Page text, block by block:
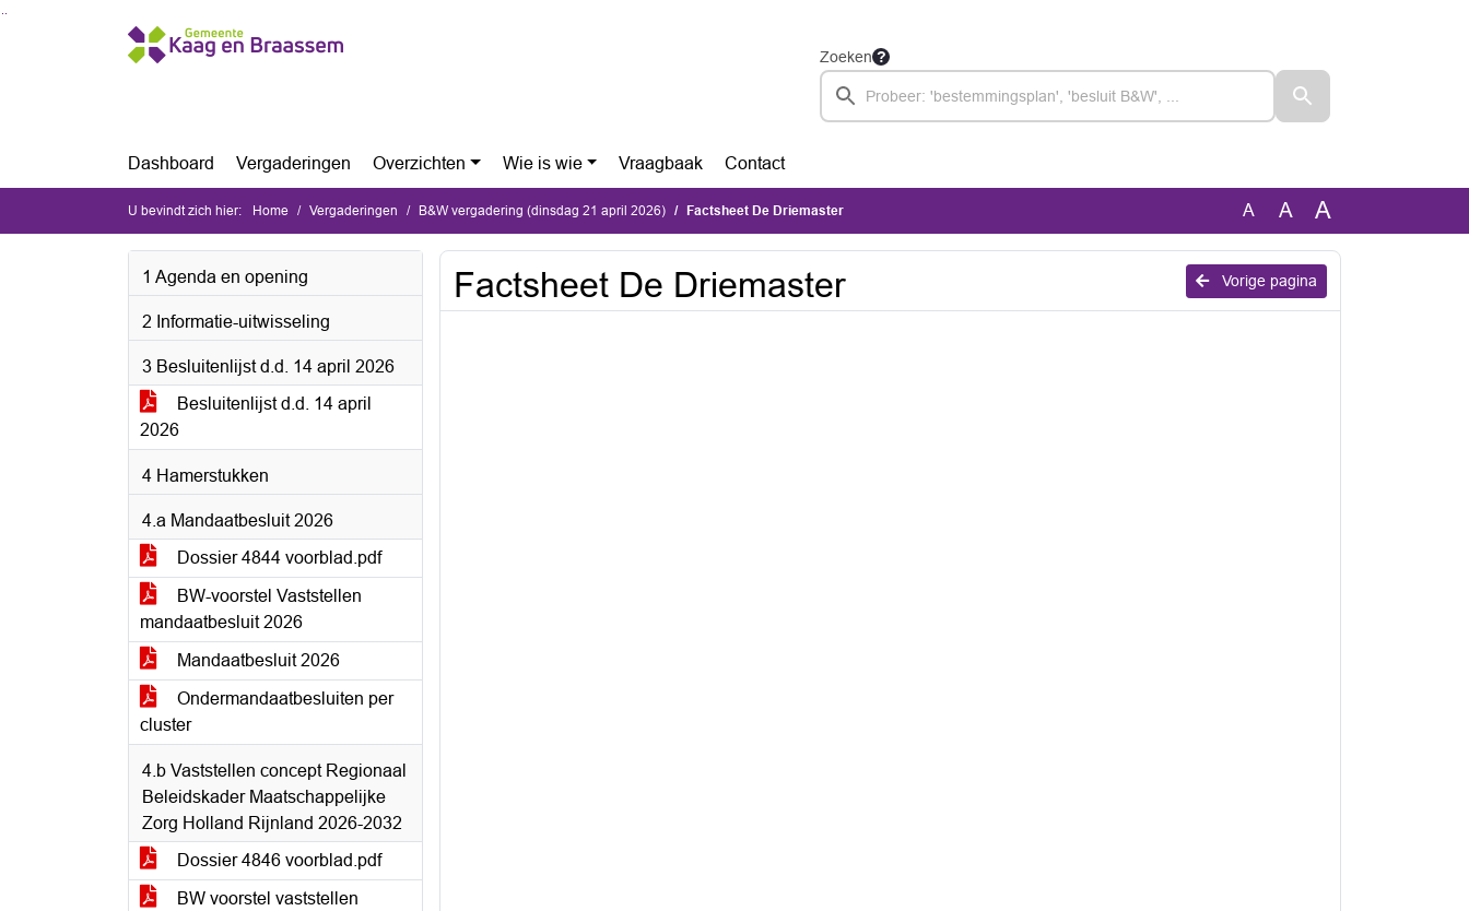
Ga naar de inhoud van deze pagina
Ga naar het zoeken
Ga naar het menu
Zoeken
Dashboard Vergaderingen Overzichten Wie is wie Vraagbaak Contact
U bevindt zich hier: Home Vergaderingen B&W vergadering (dinsdag 21 april 2026) Factsheet De Driemaster A A A
1 Agenda en opening
2 Informatie-uitwisseling
3 Besluitenlijst d.d. 14 april 2026
Besluitenlijst d.d. 14 april
2026
4 Hamerstukken
4.a Mandaatbesluit 2026
Dossier 4844 voorblad.pdf
BW-voorstel Vaststellen
mandaatbesluit 2026
Mandaatbesluit 2026
Ondermandaatbesluiten per
cluster
4.b Vaststellen concept Regionaal
Beleidskader Maatschappelijke
Zorg Holland Rijnland 2026-2032
Dossier 4846 voorblad.pdf
BW voorstel vaststellen
Vorige pagina
Factsheet De Driemaster